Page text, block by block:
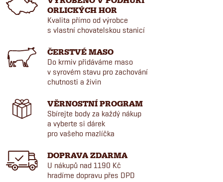
í
o
d
ý
r
ORLICKÝCH HOR
Kvalita přímo od výrobce
s vlastní chovatelskou stanicí
ČERSTVÉ MASO
Do krmiv přidáváme maso
v syrovém stavu pro zachování
chutnosti a živin
VĚRNOSTNÍ PROGRAM
Sbírejte body za každý nákup
a vyberte si dárek
pro vašeho mazlíčka
DOPRAVA ZDARMA
U nákupů nad 1190 Kč
hradíme dopravu přes DPD